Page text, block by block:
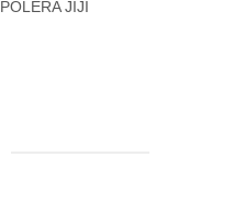
POLERA JIJI